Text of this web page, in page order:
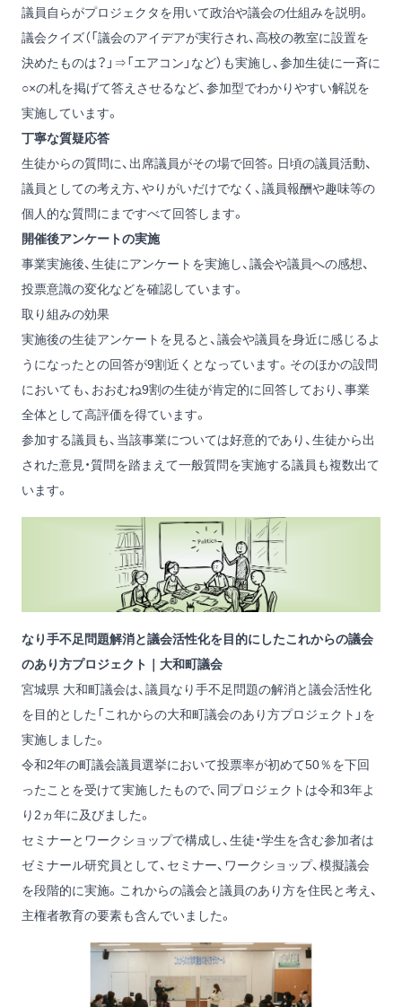
議員自らがプロジェクタを用いて政治や議会の仕組みを説明。
議会クイズ（「議会のアイデアが実行され、高校の教室に設置を
決めたものは？」⇒「エアコン」など）も実施し、参加生徒に一斉に
○×の札を掲げて答えさせるなど、参加型でわかりやすい解説を
実施しています。
丁寧な質疑応答
生徒からの質問に、出席議員がその場で回答。日頃の議員活動、
議員としての考え方、やりがいだけでなく、議員報酬や趣味等の
個人的な質問にまですべて回答します。
開催後アンケートの実施
事業実施後、生徒にアンケートを実施し、議会や議員への感想、
投票意識の変化などを確認しています。
取り組みの効果
実施後の生徒アンケートを見ると、議会や議員を身近に感じるよ
うになったとの回答が9割近くとなっています。そのほかの設問
においても、おおむね9割の生徒が肯定的に回答しており、事業
全体として高評価を得ています。
参加する議員も、当該事業については好意的であり、生徒から出
された意見・質問を踏まえて一般質問を実施する議員も複数出て
います。
なり手不足問題解消と議会活性化を目的にしたこれからの議会
のあり方プロジェクト｜大和町議会
宮城県 大和町議会は、議員なり手不足問題の解消と議会活性化
を目的とした「これからの大和町議会のあり方プロジェクト」を
実施しました。
令和2年の町議会議員選挙において投票率が初めて50％を下回
ったことを受けて実施したもので、同プロジェクトは令和3年よ
り2ヵ年に及びました。
セミナーとワークショップで構成し、生徒・学生を含む参加者は
ゼミナール研究員として、セミナー、ワークショップ、模擬議会
を段階的に実施。これからの議会と議員のあり方を住民と考え、
主権者教育の要素も含んでいました。